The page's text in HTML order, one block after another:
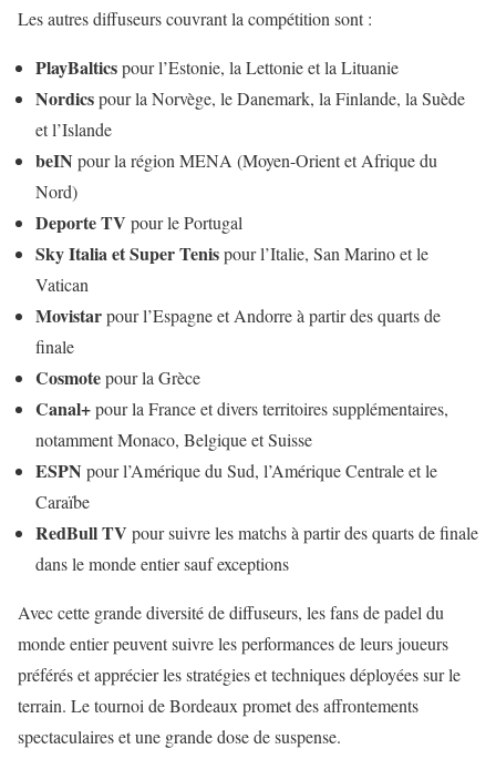
Les autres diffuseurs couvrant la compétition sont :
PlayBalticspour l’Estonie, la Lettonie et la Lituanie
Nordicspour la Norvège, le Danemark, la Finlande, la Suède
et l’Islande
beIN pour la région MENA (Moyen-Orient et Afrique du
Nord)
Deporte TV pour le Portugal
Sky Italia et Super Tenispour l’Italie, San Marino et le
Vatican
Movistarpour l’Espagne et Andorre à partir des quarts de
finale
Cosmotepour la Grèce
Canal+pour la France et divers territoires supplémentaires,
notamment Monaco, Belgique et Suisse
ESPN pour l’Amérique du Sud, l’Amérique Centrale et le
Caraïbe
RedBull TV pour suivre les matchs à partir des quarts de finale
dans le monde entier sauf exceptions
Avec cette grande diversité de diffuseurs, les fans de padel du
monde entier peuvent suivre les performances de leurs joueurs
préférés et apprécier les stratégies et techniques déployées sur le
terrain. Le tournoi de Bordeaux promet des affrontements
spectaculaires et une grande dose de suspense.